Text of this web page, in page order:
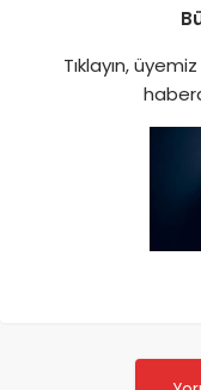
Tıklayın,